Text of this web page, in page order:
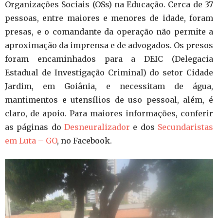
Organizações Sociais (OSs) na Educação. Cerca de 37
pessoas, entre maiores e menores de idade, foram
presas, e o comandante da operação não permite a
aproximação da imprensa e de advogados. Os presos
foram encaminhados para a DEIC (Delegacia
Estadual de Investigação Criminal) do setor Cidade
Jardim, em Goiânia, e necessitam de água,
mantimentos e utensílios de uso pessoal, além, é
claro, de apoio. Para maiores informações, conferir
as páginas do Desneuralizador e dos Secundaristas
em Luta – GO, no Facebook.